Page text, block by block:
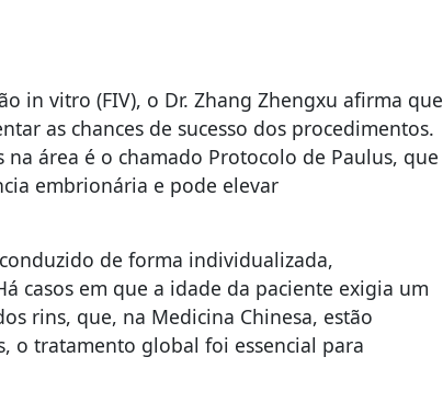
in vitro (FIV), o Dr. Zhang Zhengxu afirma que
as chances de sucesso dos procedimentos.
área é o chamado Protocolo de Paulus, que
embrionária e pode elevar
de forma individualizada,
casos em que a idade da paciente exigia um
rins, que, na Medicina Chinesa, estão
o tratamento global foi essencial para